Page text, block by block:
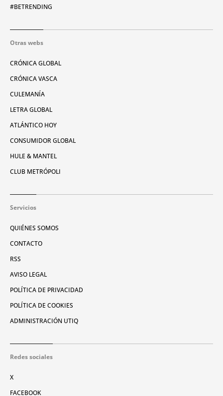
#BETRENDING
Otras webs
CRÓNICA GLOBAL
CRÓNICA VASCA
CULEMANÍA
LETRA GLOBAL
ATLÁNTICO HOY
CONSUMIDOR GLOBAL
HULE & MANTEL
CLUB METRÓPOLI
Servicios
QUIÉNES SOMOS
CONTACTO
RSS
AVISO LEGAL
POLÍTICA DE PRIVACIDAD
POLÍTICA DE COOKIES
ADMINISTRACIÓN UTIQ
Redes sociales
X
FACEBOOK